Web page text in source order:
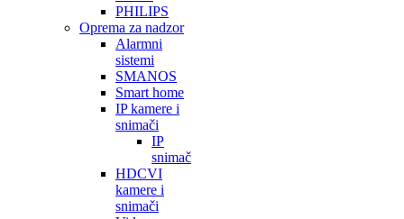
PHILIPS
Oprema za nadzor
Alarmni
sistemi
SMANOS
Smart home
IP kamere i
snimači
IP
snimač
HDCVI
kamere i
snimači